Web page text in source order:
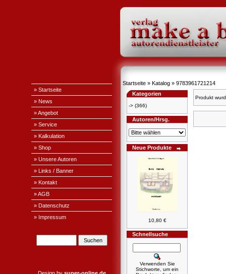
» Startseite
» News
» Angebot
» Service
» Kalkulation
» Shop
» Unsere Autoren
» Links / Banner
» Kontakt
» AGB
» Datenschutz
» Impressum
Startseite » Katalog » 9783961721214
Kategorien
-> (366)
Autoren/Hrsg.
Neue Produkte
10,80 €
Schnellsuche
Verwenden Sie
Stichworte, um ein
Produkt